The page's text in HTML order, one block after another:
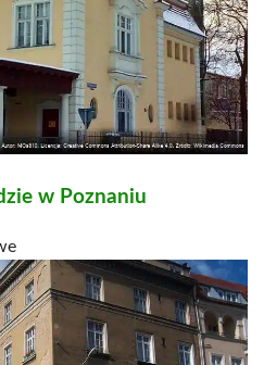
w Poznaniu